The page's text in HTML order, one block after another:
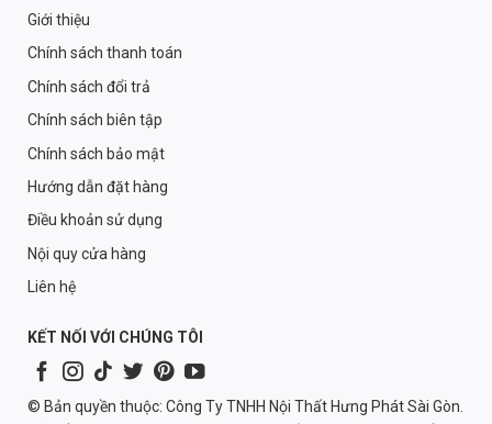
Giới thiệu
Chính sách thanh toán
Chính sách đổi trả
Chính sách biên tập
Chính sách bảo mật
Hướng dẫn đặt hàng
Điều khoản sử dụng
Nội quy cửa hàng
Liên hệ
KẾT NỐI VỚI CHÚNG TÔI
© Bản quyền thuộc: Công Ty TNHH Nội Thất Hưng Phát Sài Gòn.